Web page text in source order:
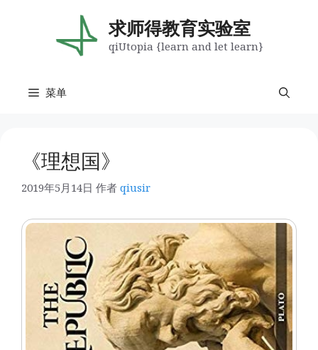
求师得教育实验室
qiUtopia {learn and let learn}
菜单
《理想国》
2019年5月14日 作者 qiusir